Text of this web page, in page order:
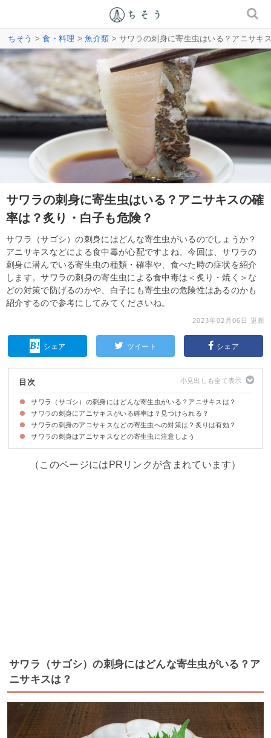
ちそう >食・料理 >魚介類 > サワラの刺身に寄生虫はいる？アニサキ
サワラの刺身に寄生虫はいる？アニサキスの確
率は？炙り・白子も危険？
サワラ（サゴシ）の刺身にはどんな寄生虫がいるのでしょうか？
アニサキスなどによる食中毒が心配ですよね。今回は、サワラの
刺身に潜んでいる寄生虫の種類・確率や、食べた時の症状を紹介
します。サワラの刺身の寄生虫による食中毒は＜炙り・焼く＞な
どの対策で防げるのかや、白子にも寄生虫の危険性はあるのかも
紹介するので参考にしてみてくださいね。
2023年02月06日 更新
シェア ツイート シェア
目次
サワラ（サゴシ）の刺身にはどんな寄生虫がいる？アニサキスは？
①アニサキス
②ヒルディネラヴェントリコサ
サワラの刺身にアニサキスがいる確率は？見つけられる？
サワラにはほとんど100％の確率でアニサキスが寄生している
サワラにいるアニサキスの見つけ方
サワラの刺身のアニサキスなどの寄生虫への対策は？炙りは有効？
①炙りではアニサキスは死滅しないので中まで焼く・加熱する
②釣った場合はすぐに内臓を取り出して締める
③食べる前は目視でよく確認する
④よく噛んで食べる
⑤一度冷凍する
サワラの刺身はアニサキスなどの寄生虫に注意しよう
（このページにはPRリンクが含まれています）
サワラ（サゴシ）の刺身にはどんな寄生虫がいる？ア
ニサキスは？